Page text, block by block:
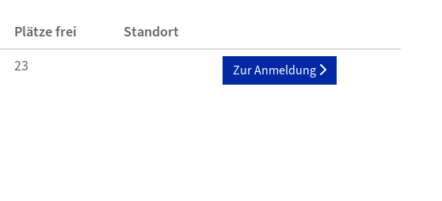
Plätze frei
Standort
23 Zur Anmeldung